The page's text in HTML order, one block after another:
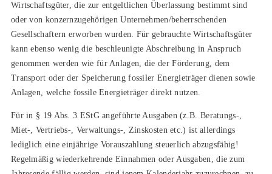
Wirtschaftsgüter, die zur entgeltlichen Überlassung bestimmt sind
oder von konzernzugehörigen Unternehmen/beherrschenden
Gesellschaftern erworben wurden. Für gebrauchte Wirtschaftsgüter
kann ebenso wenig die beschleunigte Abschreibung in Anspruch
genommen werden wie für Anlagen, die der Förderung, dem
Transport oder der Speicherung fossiler Energieträger dienen sowie
Anlagen, welche fossile Energieträger direkt nutzen.
Für in § 19 Abs. 3 EStG angeführte Ausgaben (z.B. Beratungs-,
Miet-, Vertriebs-, Verwaltungs-, Zinskosten etc.) ist allerdings
lediglich eine einjährige Vorauszahlung steuerlich abzugsfähig!
Regelmäßig wiederkehrende Einnahmen oder Ausgaben, die zum